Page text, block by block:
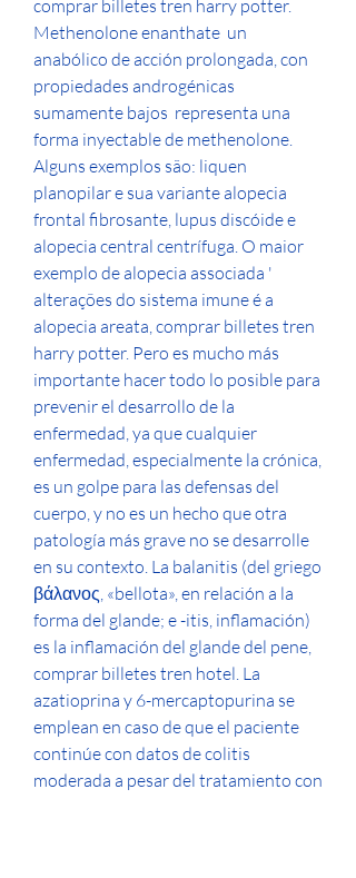
comprar billetes tren harry potter.
Methenolone enanthate  un
anabólico de acción prolongada, con
propiedades androgénicas
sumamente bajos  representa una
forma inyectable de methenolone.
Alguns exemplos são: liquen
planopilar e sua variante alopecia
frontal fibrosante, lupus discóide e
alopecia central centrífuga. O maior
exemplo de alopecia associada '
alterações do sistema imune é a
alopecia areata, comprar billetes tren
harry potter. Pero es mucho más
importante hacer todo lo posible para
prevenir el desarrollo de la
enfermedad, ya que cualquier
enfermedad, especialmente la crónica,
es un golpe para las defensas del
cuerpo, y no es un hecho que otra
patología más grave no se desarrolle
en su contexto. La balanitis (del griego
βάλανος, «bellota», en relación a la
forma del glande; e -itis, inflamación)
es la inflamación del glande del pene,
comprar billetes tren hotel. La
azatioprina y 6-mercaptopurina se
emplean en caso de que el paciente
continúe con datos de colitis
moderada a pesar del tratamiento con